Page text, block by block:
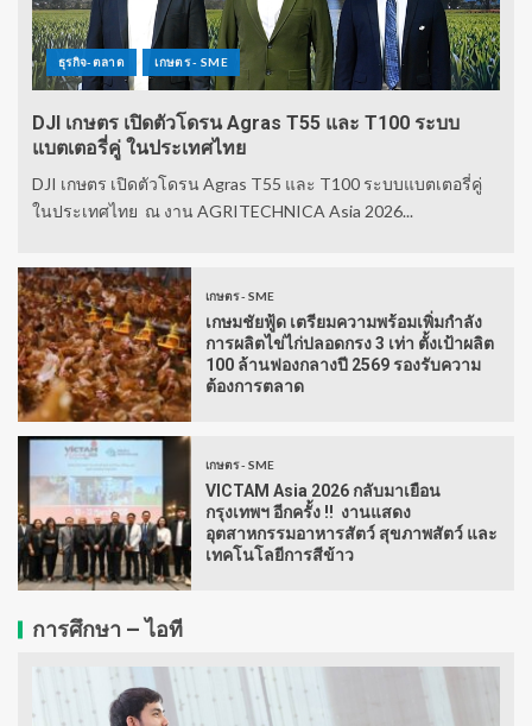
ธุรกิจ-ตลาด เกษตร - SME
DJI เกษตร เปิดตัวโดรน Agras T55 และ T100 ระบบ
แบตเตอรี่คู่ ในประเทศไทย
DJI เกษตร เปิดตัวโดรน Agras T55 และ T100 ระบบแบตเตอรี่คู่
ในประเทศไทย ณ งาน AGRITECHNICA Asia 2026...
เกษตร - SME
เกษมชัยฟู้ด เตรียมความพร้อมเพิ่มกำลัง
การผลิตไข่ไก่ปลอดกรง 3 เท่า ตั้งเป้าผลิต
100 ล้านฟองกลางปี 2569 รองรับความ
ต้องการตลาด
เกษตร - SME
VICTAM Asia 2026 กลับมาเยือน
กรุงเทพฯ อีกครั้ง !! งานแสดง
อุตสาหกรรมอาหารสัตว์ สุขภาพสัตว์ และ
เทคโนโลยีการสีข้าว
การศึกษา – ไอที